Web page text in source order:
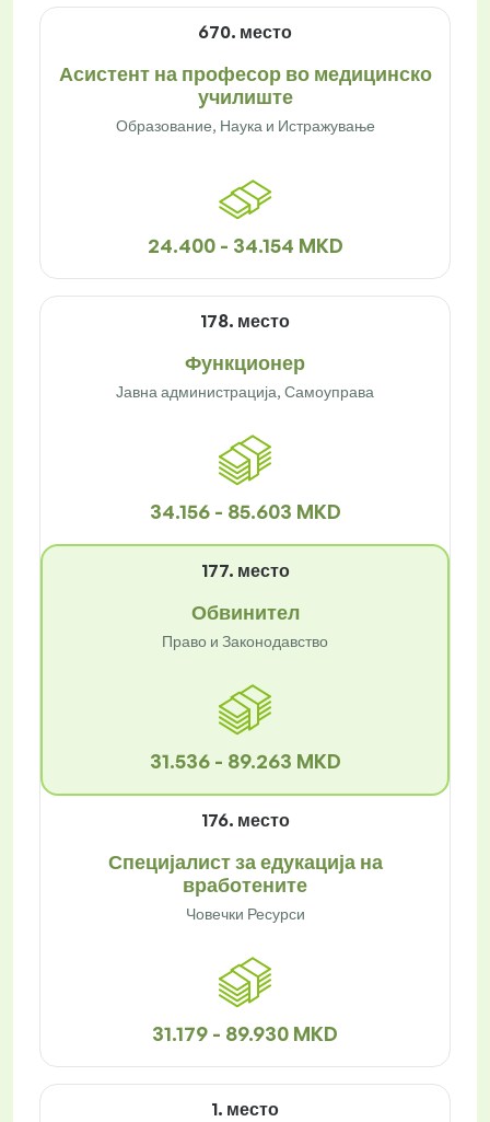
670. место
Асистент на професор во медицинско
училиште
Образование, Наука и Истражување
24.400 - 34.154 MKD
178. место
Функционер
Јавна администрација, Самоуправа
34.156 - 85.603 MKD
177. место
Обвинител
Право и Законодавство
31.536 - 89.263 MKD
176. место
Специјалист за едукација на
вработените
Човечки Ресурси
31.179 - 89.930 MKD
1. место